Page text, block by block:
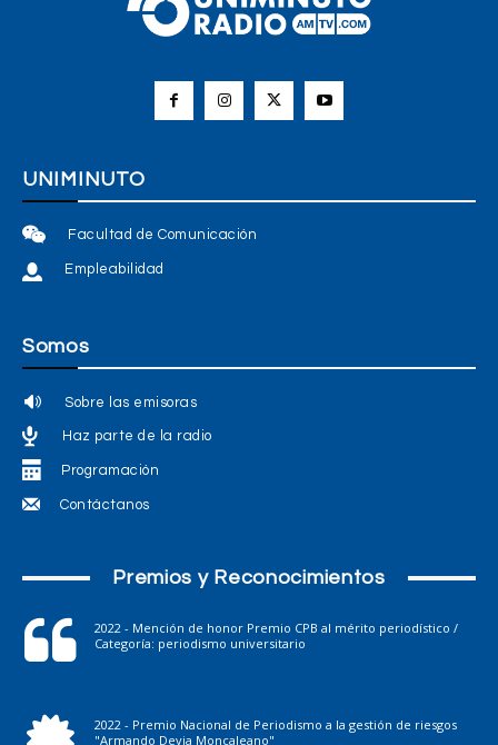
UNIMINUTO
Facultad de Comunicación
Empleabilidad
Somos
Sobre las emisoras
Haz parte de la radio
Programación
Contáctanos
Premios y Reconocimientos
2022 - Mención de honor Premio CPB al mérito periodístico /
Categoría: periodismo universitario
2022 - Premio Nacional de Periodismo a la gestión de riesgos
"Armando Devia Moncaleano"